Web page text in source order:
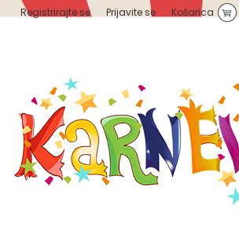
Registrirajte se Prijavite se Košarica